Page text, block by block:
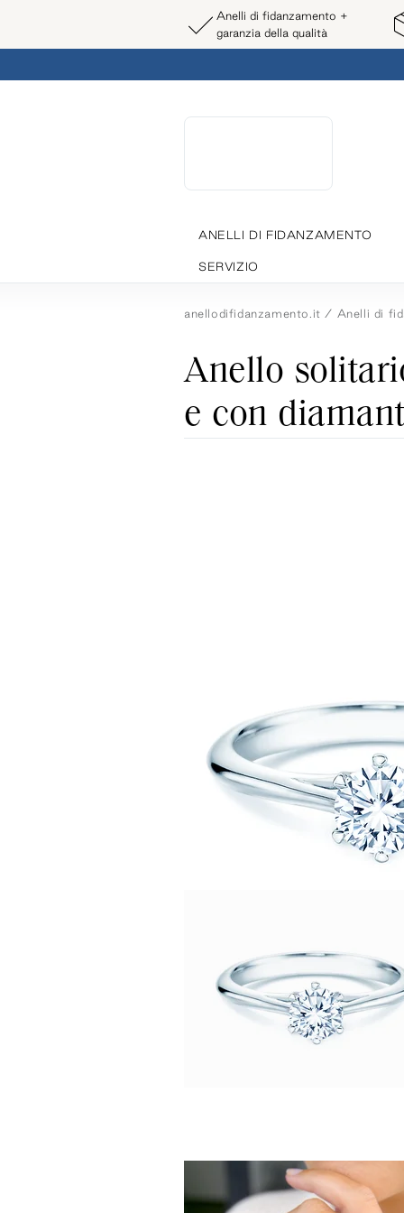
Anelli di fidanzamento +
garanzia della qualità
ANELLI DI FIDANZAMENTO
SERVIZIO
anellodifidanzamento.it Anelli di
Anello
e con